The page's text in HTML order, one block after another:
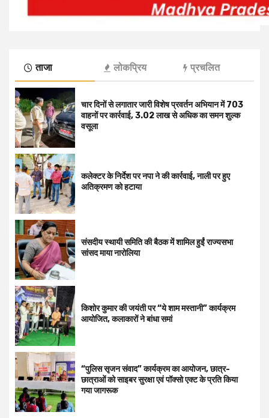
ताजा लोकप्रिय प्रचलित
चार दिनों से लगातार जारी विशेष प्रवर्तन अभियान में 703
वाहनों पर कार्रवाई, ₹3.02 लाख से अधिक का समन शुल्क
वसूला
कलेक्टर के निर्देश पर नपा ने की कार्रवाई, नाली पर हुए
अतिक्रमण को हटाया
संसदीय स्थायी समिति की बैठक में शामिल हुईं राज्यसभा
सांसद माया नारोलिया
किशोर कुमार की जयंती पर “ये शाम मस्तानी” कार्यक्रम
आयोजित, कलाकारों ने बांधा समां
“पुलिस सृजन संवाद” कार्यक्रम का आयोजन, छात्र-
छात्राओं को साइबर सुरक्षा एवं पॉक्सो एक्ट के प्रति किया
गया जागरूक